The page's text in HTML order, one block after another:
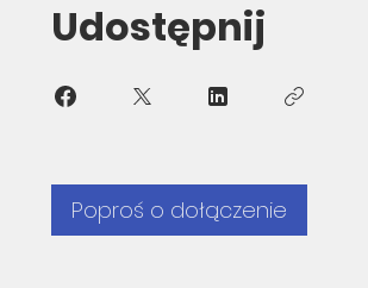
Udostępnij
Poproś o dołączenie